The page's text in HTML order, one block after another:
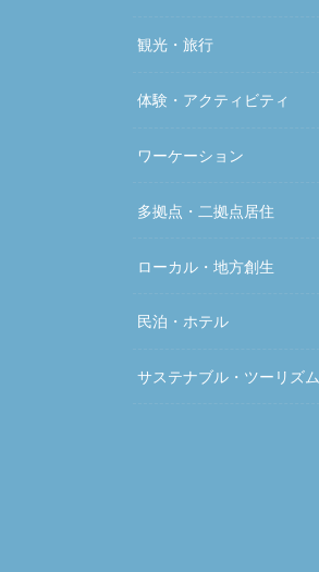
観光・旅行
体験・アクティビティ
ワーケーション
多拠点・二拠点居住
ローカル・地方創生
民泊・ホテル
サステナブル・ツーリズム